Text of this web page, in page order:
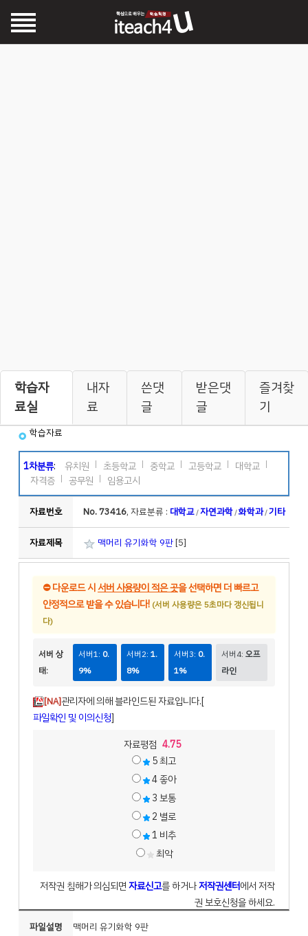
학습자
료실
내자
료
쓴댓
글
받은댓
글
즐겨찾
기
학습자료
1차분류: 유치원 초등학교 중학교 고등학교
대학교
자격증
공무원 임용고시
자료번호 No. 73416, 자료분류 : 대학교/자연과학/화학과/기타
자료제목 맥머리 유기화학 9판[5]
⛔다운로드 시서버 사용량이 적은 곳을 선택하면 더 빠르고
안정적으로 받을 수 있습니다! (서버 사용량은 5초마다 갱신됩니
다)
서버 상
태:
서버1: 0.
9%
서버2: 1.
8%
서버3: 0.
1%
서버4:오프
라인
[NA]관리자에 의해 블라인드된 자료입니다.[
파일확인 및 이의신청]
자료평점 4.75
5최고
4좋아
3보통
2 별로
1 비추
최악
저작권 침해가 의심되면자료신고를 하거나저작권센터에서 저작
권 보호신청을 하세요.
파일설명 맥머리 유기화학 9판